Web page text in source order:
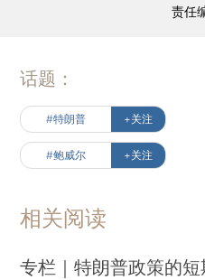
责任
话题：
#特朗普 +关注
#鲍威尔 +关注
相关阅读
专栏｜特朗普政策的短